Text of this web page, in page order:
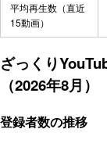
平均再生数（直近
15動画）
ざっくり
（2026年8月）
登録者数の推移